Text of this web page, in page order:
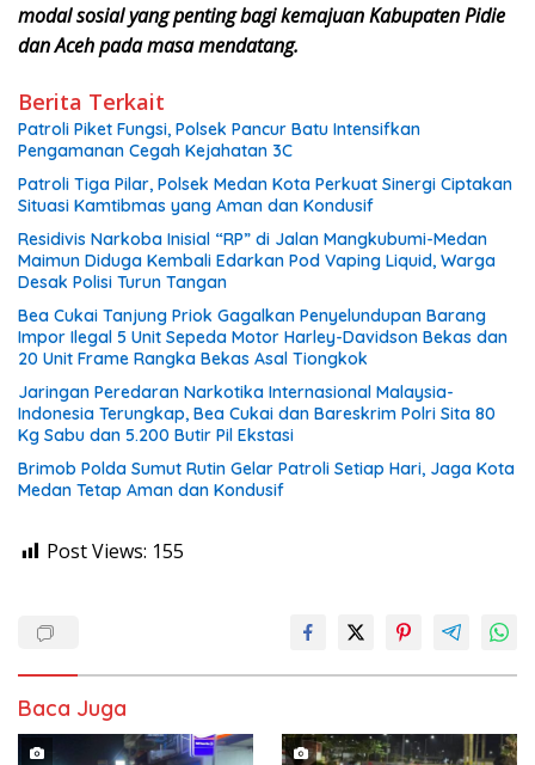
modal sosial yang penting bagi kemajuan Kabupaten Pidie
dan Aceh pada masa mendatang.
Berita Terkait
Patroli Piket Fungsi, Polsek Pancur Batu Intensifkan
Pengamanan Cegah Kejahatan 3C
Patroli Tiga Pilar, Polsek Medan Kota Perkuat Sinergi Ciptakan
Situasi Kamtibmas yang Aman dan Kondusif
Residivis Narkoba Inisial “RP” di Jalan Mangkubumi-Medan
Maimun Diduga Kembali Edarkan Pod Vaping Liquid, Warga
Desak Polisi Turun Tangan
Bea Cukai Tanjung Priok Gagalkan Penyelundupan Barang
Impor Ilegal 5 Unit Sepeda Motor Harley-Davidson Bekas dan
20 Unit Frame Rangka Bekas Asal Tiongkok
Jaringan Peredaran Narkotika Internasional Malaysia-
Indonesia Terungkap, Bea Cukai dan Bareskrim Polri Sita 80
Kg Sabu dan 5.200 Butir Pil Ekstasi
Brimob Polda Sumut Rutin Gelar Patroli Setiap Hari, Jaga Kota
Medan Tetap Aman dan Kondusif
Post Views: 155
Baca Juga